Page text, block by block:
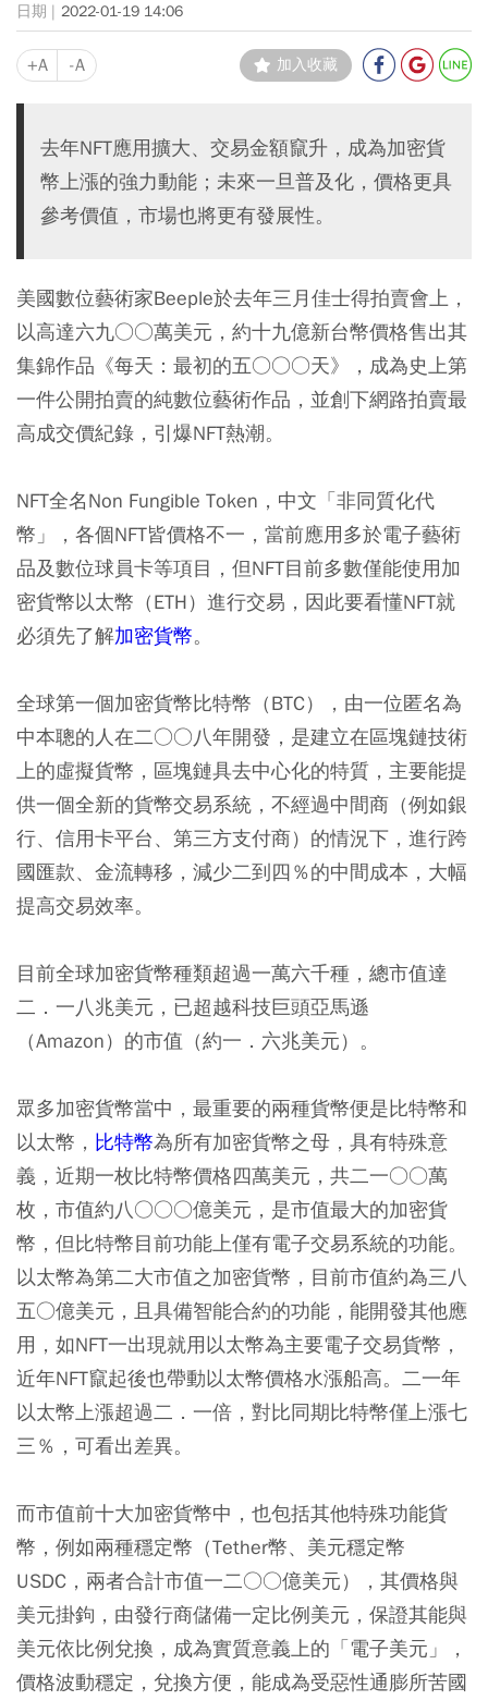
2022-01-19 14:06
+A -A 加入收藏
去年NFT應用擴大、交易金額竄升，成為加密貨
幣上漲的強力動能；未來一旦普及化，價格更具
參考價值，市場也將更有發展性。
美國數位藝術家Beeple於去年三月佳士得拍賣會上，
以高達六九○○萬美元，約十九億新台幣價格售出其
集錦作品《每天：最初的五○○○天》，成為史上第
一件公開拍賣的純數位藝術作品，並創下網路拍賣最
高成交價紀錄，引爆NFT熱潮。
NFT全名Non Fungible Token，中文「非同質化代
幣」，各個NFT皆價格不一，當前應用多於電子藝術
品及數位球員卡等項目，但NFT目前多數僅能使用加
密貨幣以太幣（ETH）進行交易，因此要看懂NFT就
必須先了解加密貨幣。
全球第一個加密貨幣比特幣（BTC），由一位匿名為
中本聰的人在二○○八年開發，是建立在區塊鏈技術
上的虛擬貨幣，區塊鏈具去中心化的特質，主要能提
供一個全新的貨幣交易系統，不經過中間商（例如銀
行、信用卡平台、第三方支付商）的情況下，進行跨
國匯款、金流轉移，減少二到四％的中間成本，大幅
提高交易效率。
目前全球加密貨幣種類超過一萬六千種，總市值達
二．一八兆美元，已超越科技巨頭亞馬遜
（Amazon）的市值（約一．六兆美元）。
眾多加密貨幣當中，最重要的兩種貨幣便是比特幣和
以太幣， 比特幣為所有加密貨幣之母，具有特殊意
義，近期一枚比特幣價格四萬美元，共二一○○萬
枚，市值約八○○○億美元，是市值最大的加密貨
幣，但比特幣目前功能上僅有電子交易系統的功能。
以太幣為第二大市值之加密貨幣，目前市值約為三八
五○億美元，且具備智能合約的功能，能開發其他應
用，如NFT一出現就用以太幣為主要電子交易貨幣，
近年NFT竄起後也帶動以太幣價格水漲船高。二一年
以太幣上漲超過二．一倍，對比同期比特幣僅上漲七
三％，可看出差異。
而市值前十大加密貨幣中，也包括其他特殊功能貨
幣，例如兩種穩定幣（Tether幣、美元穩定幣
USDC，兩者合計市值一二○○億美元），其價格與
美元掛鉤，由發行商儲備一定比例美元，保證其能與
美元依比例兌換，成為實質意義上的「電子美元」，
價格波動穩定，兌換方便，能成為受惡性通膨所苦國